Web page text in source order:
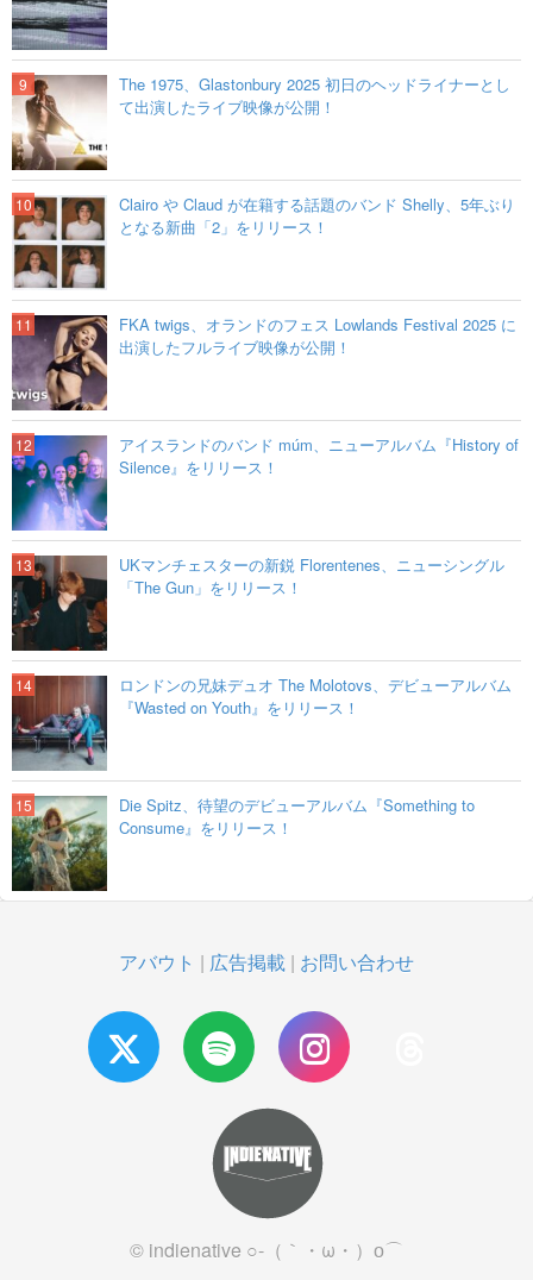
The 1975、Glastonbury 2025 初日のヘッドライナーとし
て出演したライブ映像が公開！
Clairo や Claud が在籍する話題のバンド Shelly、5年ぶり
となる新曲「2」をリリース！
FKA twigs、オランドのフェス Lowlands Festival 2025 に
出演したフルライブ映像が公開！
アイスランドのバンド múm、ニューアルバム『History of
Silence』をリリース！
UKマンチェスターの新鋭 Florentenes、ニューシングル
「The Gun」をリリース！
ロンドンの兄妹デュオ The Molotovs、デビューアルバム
『Wasted on Youth』をリリース！
Die Spitz、待望のデビューアルバム『Something to
Consume』をリリース！
アバウト | 広告掲載 | お問い合わせ
© indienative ○-（｀・ω・）о⌒